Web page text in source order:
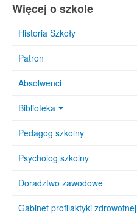
Więcej o szkole
Historia Szkoły
Patron
Absolwenci
Biblioteka
Pedagog szkolny
Psycholog szkolny
Doradztwo zawodowe
Gabinet profilaktyki zdrowotnej